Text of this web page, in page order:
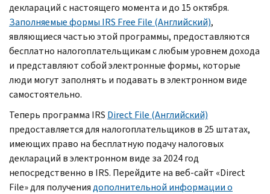
деклараций с настоящего момента и до 15 октября.
Заполняемые формы IRS Free File (Английский),
являющиеся частью этой программы, предоставляются
бесплатно налогоплательщикам с любым уровнем дохода
и представляют собой электронные формы, которые
люди могут заполнять и подавать в электронном виде
самостоятельно.
Теперь программа IRS Direct File (Английский)
предоставляется для налогоплательщиков в 25 штатах,
имеющих право на бесплатную подачу налоговых
деклараций в электронном виде за 2024 год
непосредственно в IRS. Перейдите на веб-сайт «Direct
File» для получениядополнительной информации о